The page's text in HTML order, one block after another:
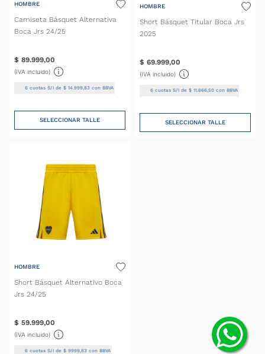
HOMBRE
Camiseta Básquet Alternativa
Boca Jrs 24/25
$ 89.999,00
(IVA incluido)
6 cuotas S/I de$ 14.999,83 con BBVA
SELECCIONAR TALLE
HOMBRE
Short Básquet Titular Boca Jrs
2025
$ 69.999,00
(IVA incluido)
6cuotas S/I de $ 11.666,50con BBVA
SELECCIONAR TALLE
HOMBRE
Short Básquet Alternativo Boca
Jrs 24/25
$ 59.999,00
(IVA incluido)
6 cuotas S/I de$ 9999 ,83 con BBVA